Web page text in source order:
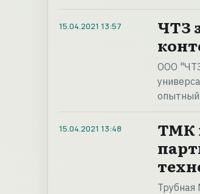
15.04.2021 13:57
ЧТЗ
ООО
опытный
15.04.2021 13:48
ТМК
Трубная